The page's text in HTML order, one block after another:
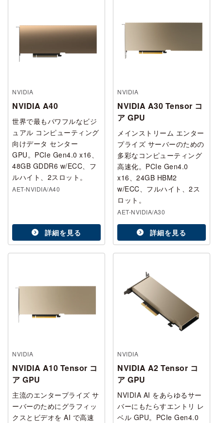
NVIDIA
NVIDIA A40
世界で最もパワフルなビジ
ュアル コンピューティング
向けデータ センター
GPU。PCIe Gen4.0 x16、
48GB GDDR6 w/ECC、フ
ルハイト、2スロット。
AET-NVIDIA/A40
詳細を見る
NVIDIA
NVIDIA A30 Tensor コ
ア GPU
メインストリーム エンター
プライズ サーバーのための
多彩なコンピューティング
高速化。PCIe Gen4.0
x16、24GB HBM2
w/ECC、フルハイト、2ス
ロット。
AET-NVIDIA/A30
詳細を見る
NVIDIA
NVIDIA A10 Tensor コ
ア GPU
主流のエンタープライズ サ
ーバーのためにグラフィッ
クスとビデオを AI で高速
NVIDIA
NVIDIA A2 Tensor コ
ア GPU
NVIDIA AI をあらゆるサー
バーにもたらすエントリ レ
ベル GPU。PCIe Gen4.0